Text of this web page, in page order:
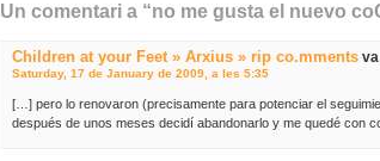
Un comentari a “no me gusta el nuevo
Children at your Feet » Arxius » rip co.mmentsva
Saturday, 17 de January de 2009, a les 5:35
[…] pero lo renovaron (precisamente para potenciar el
después de unos meses decidí abandonarlo y me quedé con